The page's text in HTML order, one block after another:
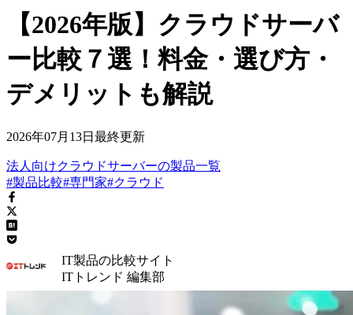
【2026年版】クラウドサーバ
ー比較７選！料金・選び方・
デメリットも解説
2026年07月13日 最終更新
法人向けクラウドサーバーの製品一覧
#製品比較#専門家#クラウド
IT製品の比較サイト
ITトレンド 編集部